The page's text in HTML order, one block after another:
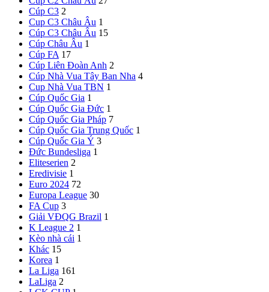
Cúp C3 2
Cup C3 Châu Âu 1
Cúp C3 Châu Âu 15
Cúp Châu Âu 1
Cúp FA 17
Cúp Liên Đoàn Anh 2
Cúp Nhà Vua Tây Ban Nha 4
Cup Nhà Vua TBN 1
Cúp Quốc Gia 1
Cúp Quốc Gia Đức 1
Cúp Quốc Gia Pháp 7
Cúp Quốc Gia Trung Quốc 1
Cúp Quốc Gia Ý 3
Đức Bundesliga 1
Eliteserien 2
Eredivisie 1
Euro 2024 72
Europa League 30
FA Cup 3
Giải VĐQG Brazil 1
K League 2 1
Kèo nhà cái 1
Khác 15
Korea 1
La Liga 161
LaLiga 2